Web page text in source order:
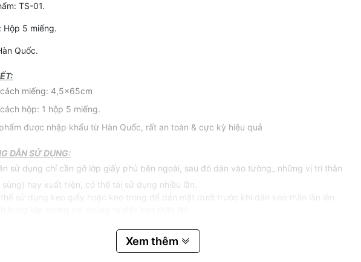
TS-01.
Hộp 5 miếng.
Quốc.
miếng: 4,5x65cm
hộp: 1 hộp 5 miếng.
được nhập khẩu từ Hàn Quốc, rất an toàn & cực kỳ hiệu quả
DẪN SỬ DỤNG:
sử dụng chỉ cần gỡ lớp giấy phủ bên ngoài, sau đó dán vào tường_ những vị trí thằn
hay xuất hiện, có thể tái sử dụng nhiều lần.
thể sử dụng keo giấy hoặc keo trong để dán mặt dưới trước khi dán keo thằn lằn lên
phẩm được nhập khẩu từ Hàn Quốc, khi dùng gỡ bỏ lớp giấy phủ ngoài lớp keo dính, sau
Xem thêm